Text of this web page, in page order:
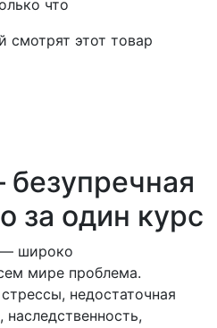
что
смотрят этот товар
за один курс
широко
мире проблема.
недостаточная
наследственность,